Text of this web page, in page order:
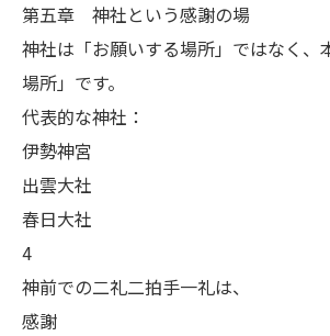
第五章 神社という感謝の場
神社は「お願いする場所」ではなく、
場所」です。
代表的な神社：
伊勢神宮
出雲大社
春日大社
4
神前での二礼二拍手一礼は、
感謝